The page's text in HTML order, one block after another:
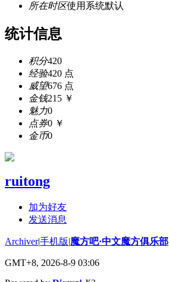
所在时区使用系统默认
统计信息
积分420
经验420 点
威望676 点
金钱215 ￥
魅力0
点券0 ￥
金币0
ruitong
加为好友
发送消息
Archiver|手机版|魔方吧·中文魔方俱乐部
GMT+8, 2026-8-9 03:06